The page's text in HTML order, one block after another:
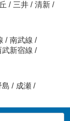
/ 三井 / 清新 /
/ 南武線 /
武新宿線 /
島 / 成瀬 /